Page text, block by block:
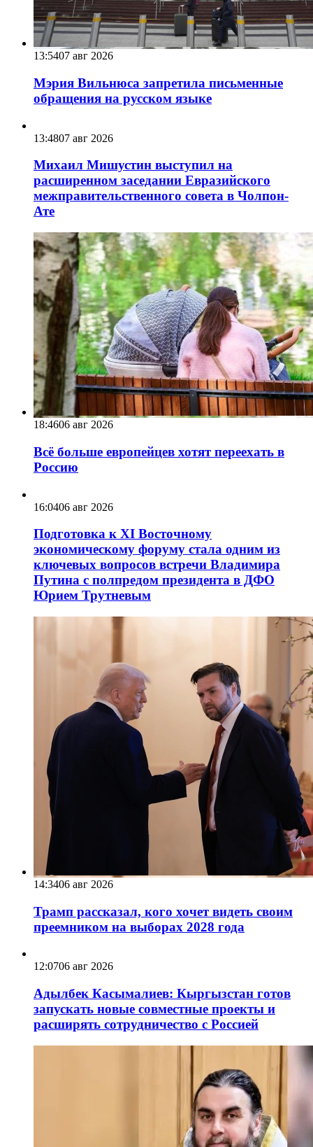
13:5407 авг 2026
Мэрия Вильнюса запретила письменные
обращения на русском языке
13:4807 авг 2026
Михаил Мишустин выступил на
расширенном заседании Евразийского
межправительственного совета в Чолпон-
Ате
18:4606 авг 2026
Всё больше европейцев хотят переехать в
Россию
16:0406 авг 2026
Подготовка к XI Восточному
экономическому форуму стала одним из
ключевых вопросов встречи Владимира
Путина с полпредом президента в ДФО
Юрием Трутневым
14:3406 авг 2026
Трамп рассказал, кого хочет видеть своим
преемником на выборах 2028 года
12:0706 авг 2026
Адылбек Касымалиев: Кыргызстан готов
запускать новые совместные проекты и
расширять сотрудничество с Россией